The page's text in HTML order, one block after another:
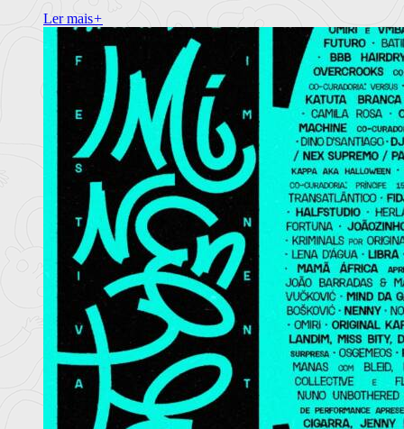
Ler mais+